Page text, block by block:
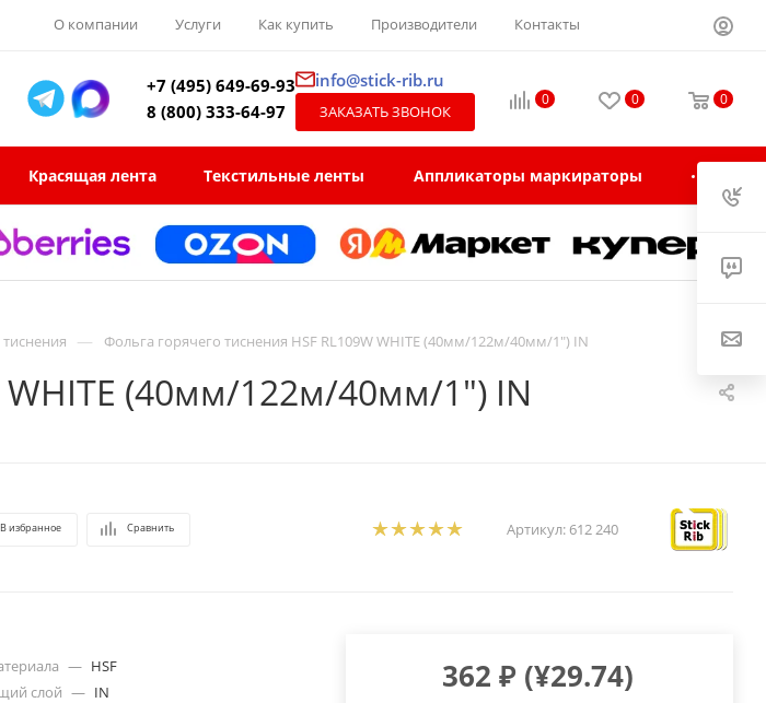
О компании Услуги Как купить Производители Контакты
+7 (495) 649-69-93
8 (800) 333-64-97
info@stick-rib.ru
ЗАКАЗАТЬ ЗВОНОК
0 0 0
Красящая лента Текстильные ленты Аппликаторы маркираторы
— Фольга горячего тиснения HSF RL109W WHITE (40мм/122м/40мм/1") IN
WHITE (40мм/122м/40мм/1") IN
В избранное Сравнить Артикул: 612 240
— HSF
слой — IN
362 ₽ (¥29.74)